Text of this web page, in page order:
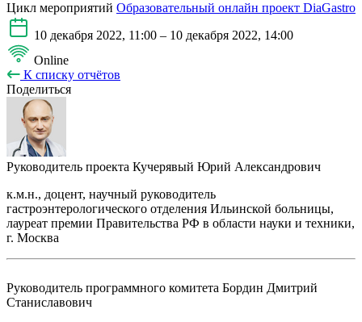
Цикл мероприятий Образовательный онлайн проект DiaGastro
10 декабря 2022, 11:00 – 10 декабря 2022, 14:00
Online
К списку отчётов
Поделиться
Руководитель проекта Кучерявый Юрий Александрович
к.м.н., доцент, научный руководитель
гастроэнтерологического отделения Ильинской больницы,
лауреат премии Правительства РФ в области науки и техники,
г. Москва
Руководитель программного комитета Бордин Дмитрий
Станиславович